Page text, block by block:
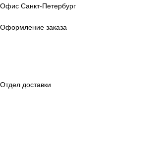
Офис Санкт‑Петербург
Оформление заказа
Отдел доставки